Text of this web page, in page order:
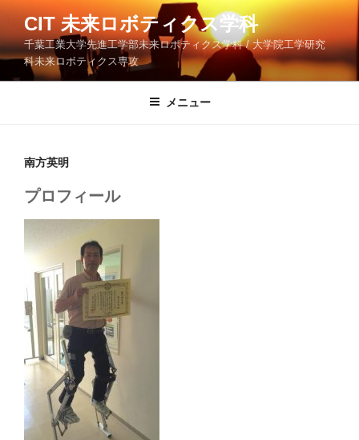
コ
テ
ツ
CIT 未来ロボティクス学科
千葉工業大学先進工学部未来ロボティクス学科 / 大学院工学研究
科未来ロボティクス専攻
メニュー
南方英明
プロフィール